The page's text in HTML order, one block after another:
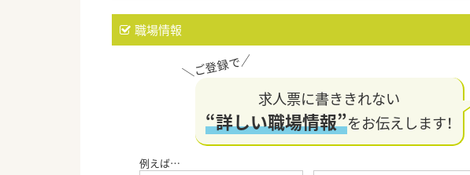
職場情報
求人票に書ききれない
“詳しい職場情報”をお伝えします！